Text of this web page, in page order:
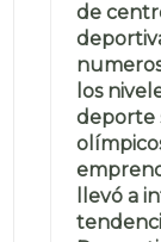
de
los
deporte
llevó a